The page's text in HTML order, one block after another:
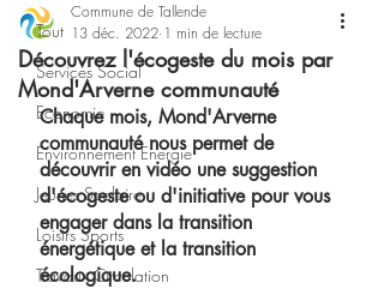
Tout
Services Social
Economie
Environnement Energie
Jeunes Scolaire
Loisirs Sports
Travaux Circulation
Découvrez l'écogeste du mois par
Mond'Arverne communauté
Commune de Tallende
13 déc. 2022 1 min de lecture
Chaque mois, Mond'Arverne
communauté nous permet de
découvrir en vidéo une suggestion
d'écogeste ou d'initiative pour vous
engager dans la transition
énergétique et la transition
écologique.